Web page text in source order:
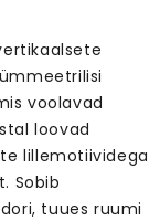
voolavad
loovad
lillemotiividega
Sobib
tuues ruumi